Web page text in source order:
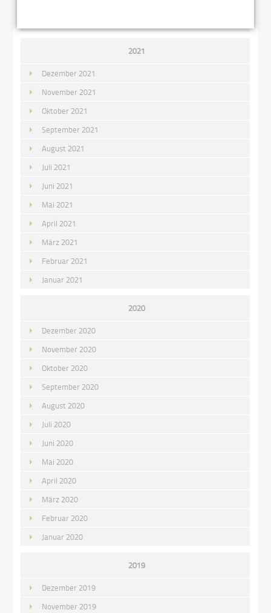
2021
Dezember 2021
November 2021
Oktober 2021
September 2021
August 2021
Juli 2021
Juni 2021
Mai 2021
April 2021
März 2021
Februar 2021
Januar 2021
2020
Dezember 2020
November 2020
Oktober 2020
September 2020
August 2020
Juli 2020
Juni 2020
Mai 2020
April 2020
März 2020
Februar 2020
Januar 2020
2019
Dezember 2019
November 2019